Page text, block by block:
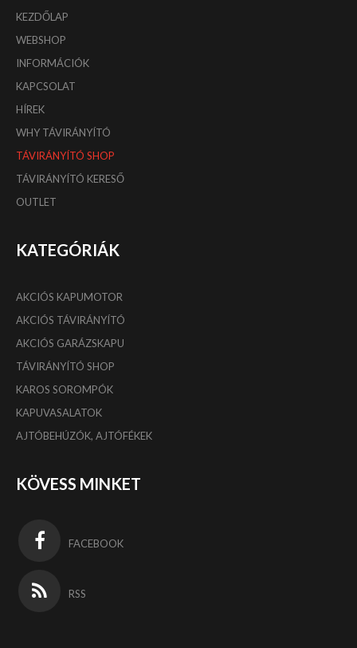
KEZDŐLAP
WEBSHOP
INFORMÁCIÓK
KAPCSOLAT
HÍREK
WHY TÁVIRÁNYÍTÓ
TÁVIRÁNYÍTÓ SHOP
TÁVIRÁNYÍTÓ KERESŐ
OUTLET
KATEGÓRIÁK
AKCIÓS KAPUMOTOR
AKCIÓS TÁVIRÁNYÍTÓ
AKCIÓS GARÁZSKAPU
TÁVIRÁNYÍTÓ SHOP
KAROS SOROMPÓK
KAPUVASALATOK
AJTÓBEHÚZÓK, AJTÓFÉKEK
KÖVESS MINKET
FACEBOOK
RSS